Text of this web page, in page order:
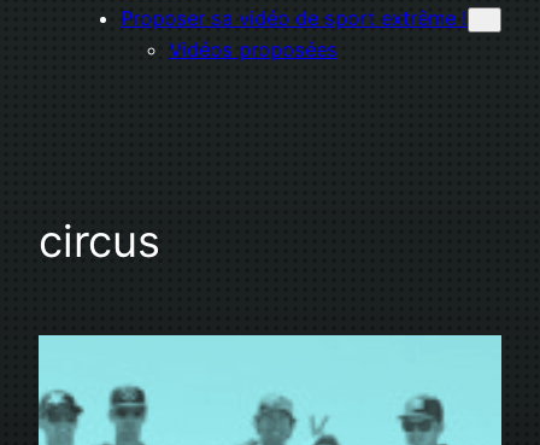
Proposer sa vidéo de sport extrême !
Vidéos proposées
circus